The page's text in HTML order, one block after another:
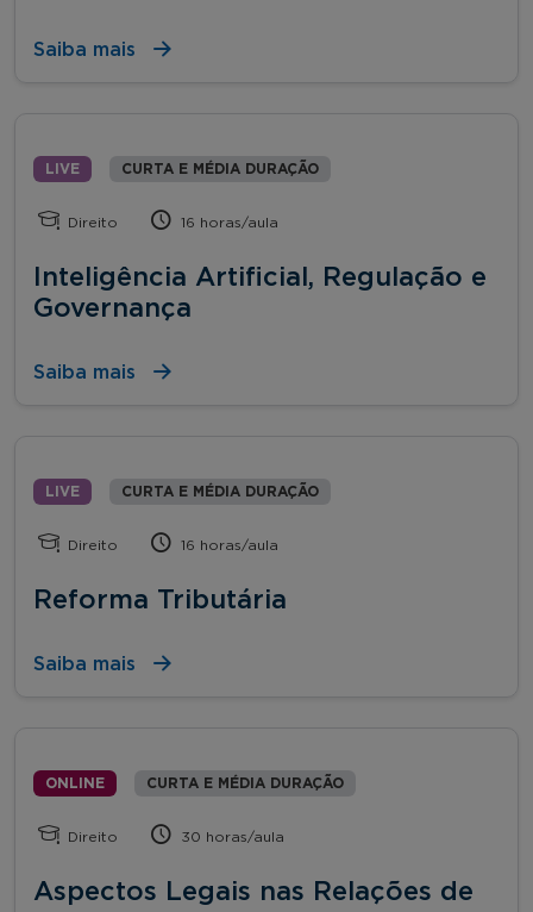
Saiba mais
LIVE CURTA E MÉDIA DURAÇÃO
Direito 16 horas/aula
Inteligência Artificial, Regulação e
Governança
Saiba mais
LIVE CURTA E MÉDIA DURAÇÃO
Direito 16 horas/aula
Reforma Tributária
Saiba mais
ONLINE CURTA E MÉDIA DURAÇÃO
Direito 30 horas/aula
Aspectos Legais nas Relações de